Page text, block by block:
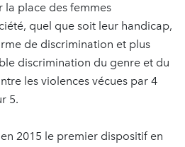
place des femmes
quel que soit leur handicap,
de discrimination et plus
discrimination du genre et du
les violences vécues par 4
5.
2015 le premier dispositif en